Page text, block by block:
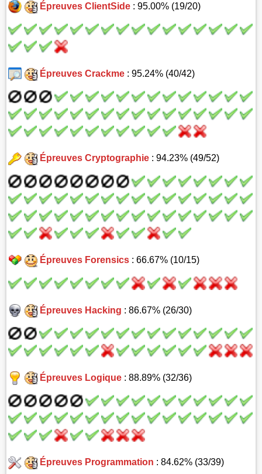
Épreuves ClientSide: 95.00% (19/20)
Épreuves Crackme: 95.24% (40/42)
Épreuves Cryptographie: 94.23% (49/52)
Épreuves Forensics: 66.67% (10/15)
Épreuves Hacking : 86.67% (26/30)
Épreuves Logique: 88.89% (32/36)
Épreuves Programmation : 84.62% (33/39)